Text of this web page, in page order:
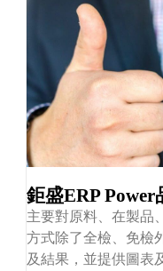
鉅盛ERP Power
主要對原料、在製品
方式除了全檢、免檢
及結果，並提供圖表